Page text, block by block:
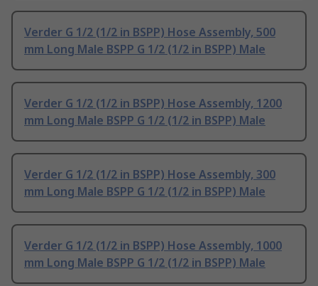
Verder G 1/2 (1/2 in BSPP) Hose Assembly, 500
mm Long Male BSPP G 1/2 (1/2 in BSPP) Male
Verder G 1/2 (1/2 in BSPP) Hose Assembly, 1200
mm Long Male BSPP G 1/2 (1/2 in BSPP) Male
Verder G 1/2 (1/2 in BSPP) Hose Assembly, 300
mm Long Male BSPP G 1/2 (1/2 in BSPP) Male
Verder G 1/2 (1/2 in BSPP) Hose Assembly, 1000
mm Long Male BSPP G 1/2 (1/2 in BSPP) Male